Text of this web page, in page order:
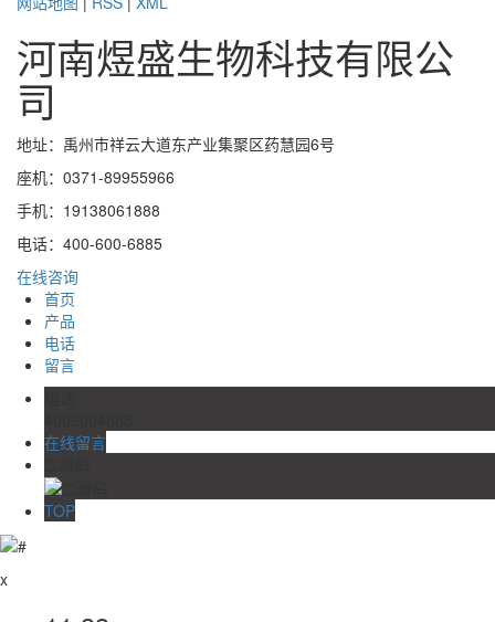
河南煜盛生物科技有限公
司
地址：禹州市祥云大道东产业集聚区药慧园6号
座机：0371-89955966
手机：19138061888
电话：400-600-6885
在线咨询
首页
产品
电话
留言
在线留言
TOP
x